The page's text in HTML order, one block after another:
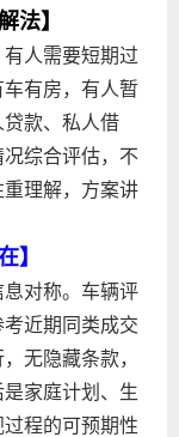
法】
人需要短期过
有房，有人暂
款、私人借
综合评估，不
理解，方案讲
】
对称。车辆评
近期同类成交
无隐藏条款，
家庭计划、生
程的可预期性